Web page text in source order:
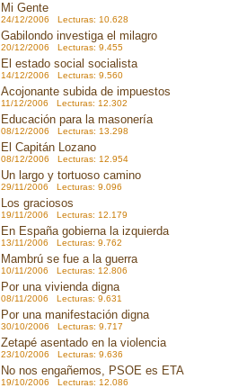
Mi Gente
24/12/2006 Lecturas: 10.628
Gabilondo investiga el milagro
20/12/2006 Lecturas: 9.455
El estado social socialista
14/12/2006 Lecturas: 9.560
Acojonante subida de impuestos
11/12/2006 Lecturas: 12.302
Educación para la masonería
08/12/2006 Lecturas: 13.298
El Capitán Lozano
08/12/2006 Lecturas: 12.954
Un largo y tortuoso camino
29/11/2006 Lecturas: 9.096
Los graciosos
19/11/2006 Lecturas: 12.179
En España gobierna la izquierda
13/11/2006 Lecturas: 9.762
Mambrú se fue a la guerra
10/11/2006 Lecturas: 12.806
Por una vivienda digna
08/11/2006 Lecturas: 9.631
Por una manifestación digna
30/10/2006 Lecturas: 9.717
Zetapé asentado en la violencia
23/10/2006 Lecturas: 9.636
No nos engañemos, PSOE es ETA
19/10/2006 Lecturas: 12.086